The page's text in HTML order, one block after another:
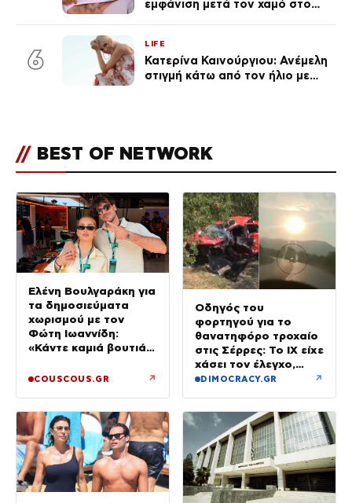
εμφάνιση μετά τον χαμό στο
6
LIFE
Κατερίνα Καινούργιου: Ανέμελη
στιγμή κάτω από τον ήλιο με
// BEST OF NETWORK
Ελένη Βουλγαράκη για
τα δημοσιεύματα
χωρισμού με τον
Φώτη Ιωαννίδη:
«Κάντε καμιά βουτιά
δροσιστείτε»
COUSCOUS.GR ↗
Οδηγός του
φορτηγού για το
θανατηφόρο τροχαίο
στις Σέρρες: Το ΙΧ είχε
χάσει τον έλεγχο,
έφυγε στο αντίθετο
DIMOCRACY.GR ↗